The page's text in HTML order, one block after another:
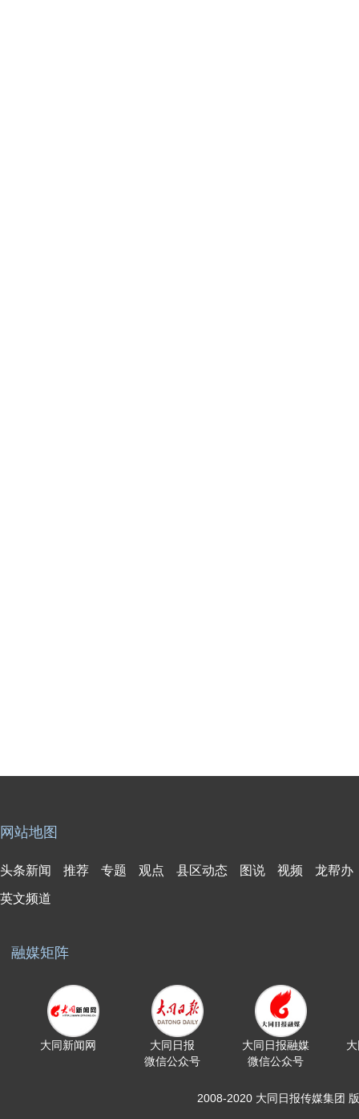
网站地图
头条新闻 推荐 专题 观点 县区动态 图说 视频 龙帮办
英文频道
融媒矩阵
大同新闻网
大同日报
微信公众号
大同日报融媒
微信公众号
2008-2020 大同日报传媒集团